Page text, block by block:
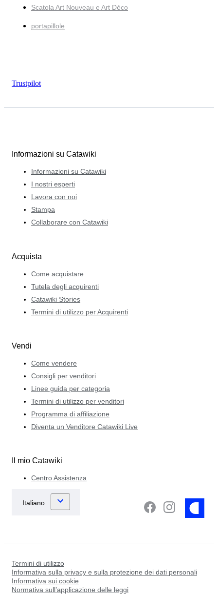
Scatola Art Nouveau e Art Déco
portapillole
Trustpilot
Informazioni su Catawiki
Informazioni su Catawiki
I nostri esperti
Lavora con noi
Stampa
Collaborare con Catawiki
Acquista
Come acquistare
Tutela degli acquirenti
Catawiki Stories
Termini di utilizzo per Acquirenti
Vendi
Come vendere
Consigli per venditori
Linee guida per categoria
Termini di utilizzo per venditori
Programma di affiliazione
Diventa un Venditore Catawiki Live
Il mio Catawiki
Centro Assistenza
Termini di utilizzo
Informativa sulla privacy e sulla protezione dei dati personali
Informativa sui cookie
Normativa sull’applicazione delle leggi